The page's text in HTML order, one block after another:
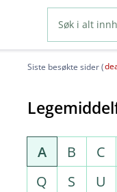
Siste besøkte sider (
A B C
Q
S U